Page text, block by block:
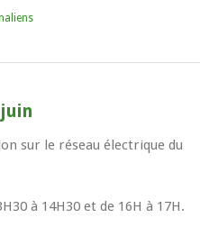
sur le réseau électrique du
à 14H30 et de 16H à 17H.